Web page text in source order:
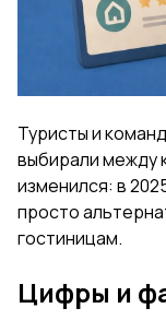
Туристы и
выбирали между
изменился: в
просто
гостиницам.
Цифры и